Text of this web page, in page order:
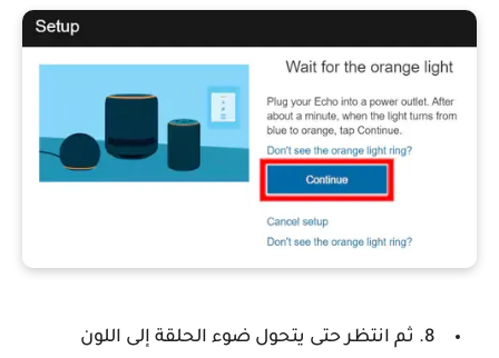
8. ثم انتظر حتى يتحول ضوء الحلقة إلى اللون